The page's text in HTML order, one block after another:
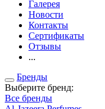
Галерея
Новости
Контакты
Сертификаты
Отзывы
...
Бренды
Выберите бренд:
Все бренды